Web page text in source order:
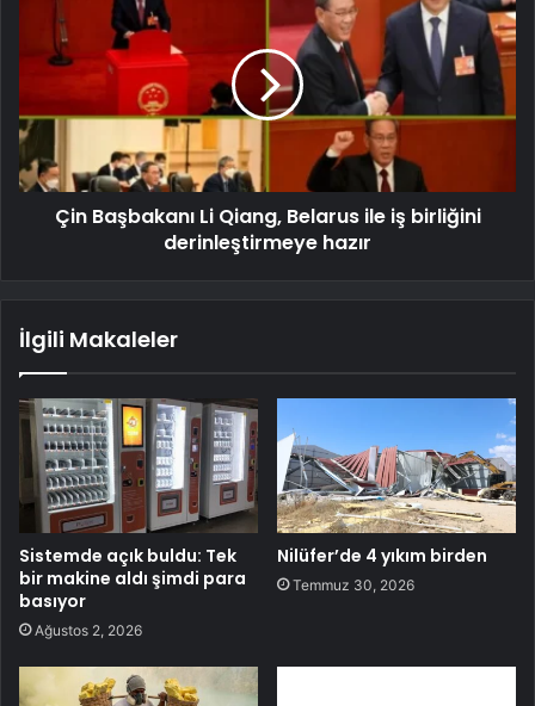
Çin Başbakanı Li Qiang, Belarus ile iş birliğini
derinleştirmeye hazır
İlgili Makaleler
Sistemde açık buldu: Tek
bir makine aldı şimdi para
basıyor
Ağustos 2, 2026
Nilüfer’de 4 yıkım birden
Temmuz 30, 2026